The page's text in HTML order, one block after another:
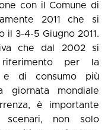
con il Comune di
2011 che si
il 3-4-5 Giugno 2011.
che dal 2002 si
per la
di consumo più
mondiale
è importante
non solo